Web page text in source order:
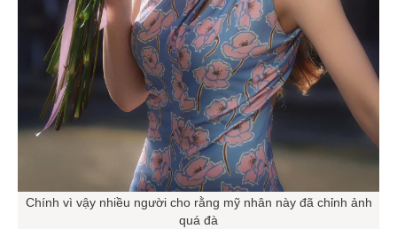
Chính vì vậy nhiều người cho rằng mỹ nhân này đã chỉnh ảnh
quá đà